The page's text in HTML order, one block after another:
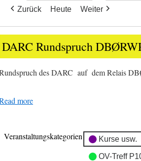
Zurück Heute Weiter
Rundspruch
DARC Rundspruch
des DARC auf dem Relais
more
Veranstaltungskategorien Kurse usw.
OV-Treff